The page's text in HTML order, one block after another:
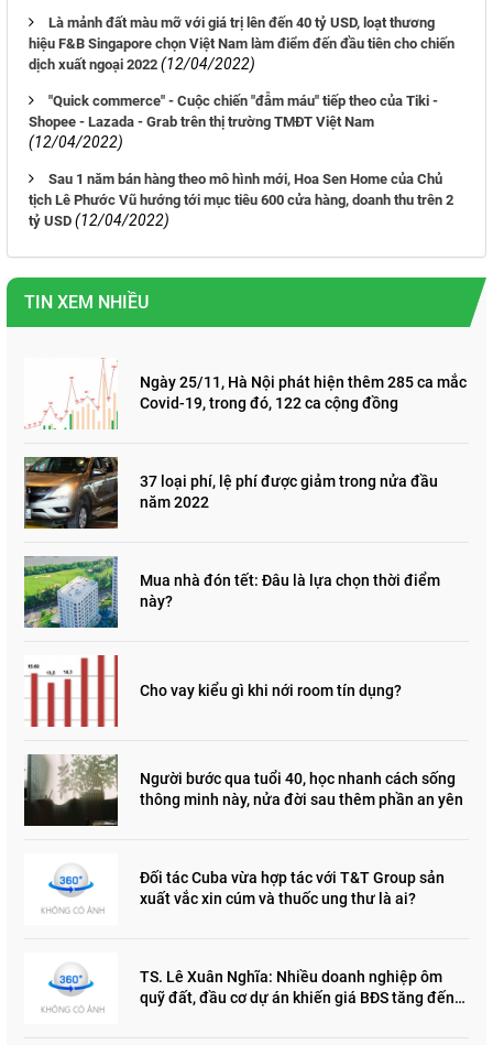
Là mảnh đất màu mỡ với giá trị lên đến 40 tỷ USD, loạt thương
hiệu F&B Singapore chọn Việt Nam làm điểm đến đầu tiên cho chiến
dịch xuất ngoại 2022 (12/04/2022)
"Quick commerce" - Cuộc chiến "đẫm máu" tiếp theo của Tiki -
Shopee - Lazada - Grab trên thị trường TMĐT Việt Nam
(12/04/2022)
Sau 1 năm bán hàng theo mô hình mới, Hoa Sen Home của Chủ
tịch Lê Phước Vũ hướng tới mục tiêu 600 cửa hàng, doanh thu trên 2
tỷ USD (12/04/2022)
TIN XEM NHIỀU
Ngày 25/11, Hà Nội phát hiện thêm 285 ca mắc
Covid-19, trong đó, 122 ca cộng đồng
37 loại phí, lệ phí được giảm trong nửa đầu
năm 2022
Mua nhà đón tết: Đâu là lựa chọn thời điểm
này?
Cho vay kiểu gì khi nới room tín dụng?
Người bước qua tuổi 40, học nhanh cách sống
thông minh này, nửa đời sau thêm phần an yên
Đối tác Cuba vừa hợp tác với T&T Group sản
xuất vắc xin cúm và thuốc ung thư là ai?
TS. Lê Xuân Nghĩa: Nhiều doanh nghiệp ôm
quỹ đất, đầu cơ dự án khiến giá BĐS tăng đến